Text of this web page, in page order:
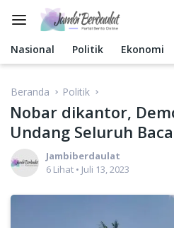
Nasional
Politik Ekonomi
Beranda Politik
Nobar dikantor,
Undang Seluruh
Jambiberdaulat
6 Lihat • Juli 13, 2023